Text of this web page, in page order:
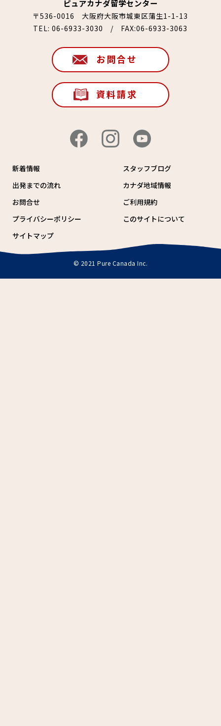
ピュアカナダ留学センター
〒536-0016 大阪府大阪市城東区蒲生1-1-13
TEL:06-6933-3030 / FAX:06-6933-3063
お問合せ
資料請求
新着情報
スタッフブログ
出発までの流れ
カナダ地域情報
お問合せ
ご利用規約
プライバシーポリシー
このサイトについて
サイトマップ
© 2021 Pure Canada Inc.